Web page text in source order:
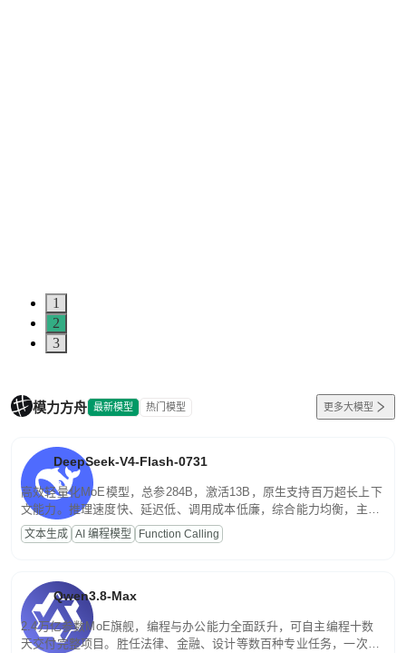
1
2
3
模力方舟 最新模型 热门模型 更多大模型
DeepSeek-V4-Flash-0731
高效轻量化MoE模型，总参284B，激活13B，原生支持百万超长上下
文能力。推理速度快、延迟低、调用成本低廉，综合能力均衡，主打
高并发、轻量化任务，适合日常对话、内容创作、基础 RAG、批量
文案处理等普惠刚需场景。
文本生成 AI 编程模型 Function Calling
Qwen3.8-Max
2.4万亿参数MoE旗舰，编程与办公能力全面跃升，可自主编程十数
天交付完整项目。胜任法律、金融、设计等数百种专业任务，一次对